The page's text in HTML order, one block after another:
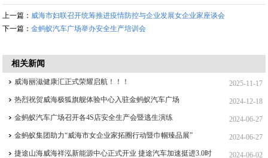
上一篇： 威海市妇联召开统筹推进疫情防控与企业发展女企业家座谈会
下一篇：金蚂蚁汽车广场举办安全生产培训会
相关新闻
2025-11-17
威海丽滋健康汇正式荣耀启航！！！
2024-12-18
热烈祝贺威海极狐旗舰体验中心入驻金蚂蚁汽车广场
2024-06-27
金蚂蚁汽车广场召开各4S店安全生产会暨逃生演练
2024-06-27
金蚂蚁集团助力“威海市女企业家拓圈行动暨巾帼臻品展”
2024-06-02
捷途山海威海祥泓新能源中心正式开业 捷途汽车加速挺进3.0时